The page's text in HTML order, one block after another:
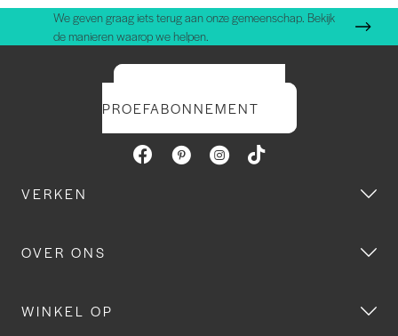
We geven graag iets terug aan onze gemeenschap. Bekijk
de manieren waarop we helpen.
PROEFABONNEMENT
VERKEN
OVER ONS
WINKEL OP